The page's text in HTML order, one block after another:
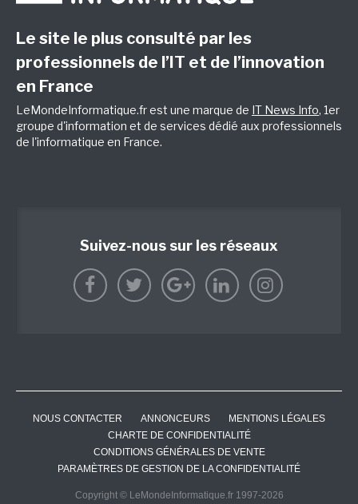
Le site le plus consulté par les
professionnels de l’IT et de l’innovation
en France
LeMondeInformatique.fr est une marque de IT News Info, 1er
groupe d'information et de services dédié aux professionnels
de l'informatique en France.
Suivez-nous sur les réseaux
NOUS CONTACTER ANNONCEURS
MENTIONS LÉGALES
CHARTE DE CONFIDENTIALITÉ
CONDITIONS GÉNÉRALES DE VENTE
PARAMÈTRES DE GESTION DE LA CONFIDENTIALITÉ
Copyright © LeMondeInformatique.fr 1997-2026